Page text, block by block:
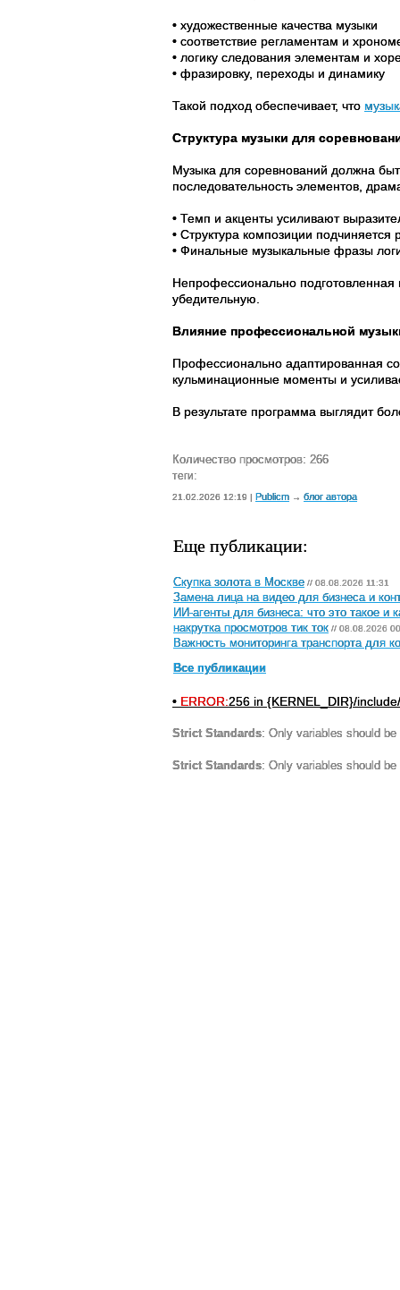
• художественные качества музыки
• соответствие регламентам и
• логику следования элементам и
• фразировку, переходы и динамику
Такой подход обеспечивает, что
Структура музыки для
Музыка для соревнований должна
последовательность элементов,
• Темп и акценты усиливают
• Структура композиции
• Финальные музыкальные фразы
Непрофессионально
убедительную.
Влияние профессиональной
Профессионально адаптированная
кульминационные моменты и
В результате программа выглядит
Количество просмотров: 266
теги:
21.02.2026 12:19 | Publicm → блог автора
Еще публикации:
Скупка золота в Москве // 08.08.2026 11:31
Замена лица на видео для бизнеса и
ИИ-агенты для бизнеса: что это такое и
накрутка просмотров тик ток // 08.08.2026
Важность мониторинга транспорта для
Все публикации
• ERROR:256 in {KERNEL_DIR}/
Strict Standards: Only variables should
Strict Standards: Only variables should